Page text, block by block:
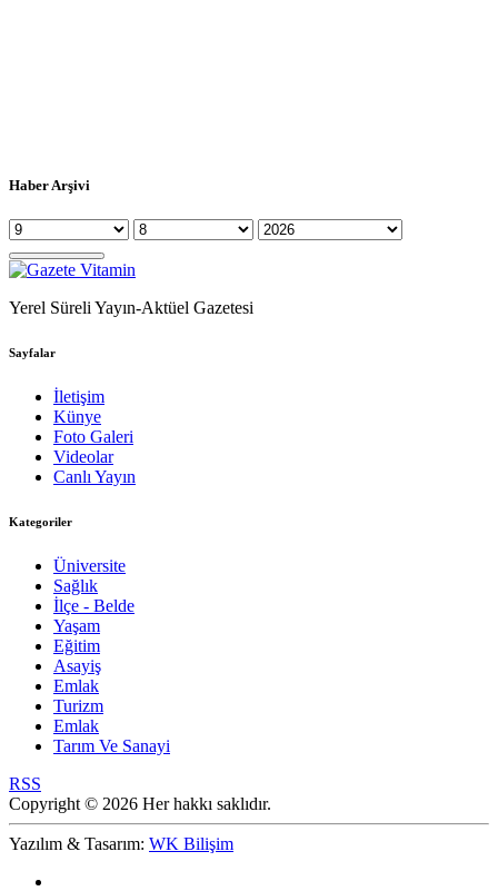
Haber Arşivi
Yerel Süreli Yayın-Aktüel Gazetesi
Sayfalar
İletişim
Künye
Foto Galeri
Videolar
Canlı Yayın
Kategoriler
Üniversite
Sağlık
İlçe - Belde
Yaşam
Eğitim
Asayiş
Emlak
Turizm
Emlak
Tarım Ve Sanayi
RSS
Copyright © 2026 Her hakkı saklıdır.
Yazılım & Tasarım: WK Bilişim